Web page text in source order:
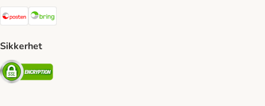
Posten Shipping Method
Sikkerhet
Security